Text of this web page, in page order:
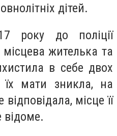
дітей.
року до поліції
жителька та
в себе двох
їх мати зникла, на
місце її
відоме.